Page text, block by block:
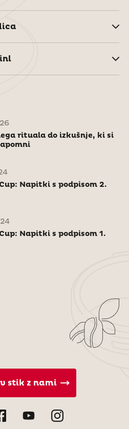
rituala do izkušnje, ki si
Napitki s podpisom 2.
Napitki s podpisom 1.
stik z nami